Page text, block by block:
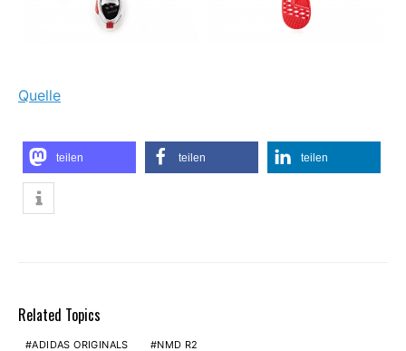
Quelle
teilen teilen teilen
Related Topics
ADIDAS ORIGINALS NMD R2